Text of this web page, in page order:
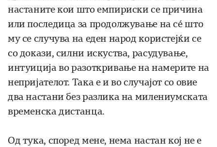
настаните кои што емпириски се причина
или последица за продолжување на сé што
му се случува на еден народ користејќи се
со докази, силни искуства, расудување,
интуиција во разоткривање на намерите на
непријателот. Така е и во случајот со овие
два настани без разлика на милениумската
временска дистанца.
Од тука, според мене, нема настан кој не е